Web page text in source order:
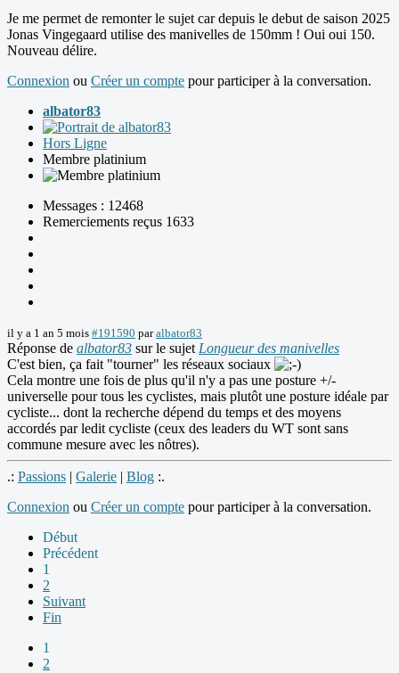
Je me permet de remonter le sujet car depuis le debut de saison 2025
Jonas Vingegaard utilise des manivelles de 150mm ! Oui oui 150.
Nouveau délire.
Connexion ou Créer un compte pour participer à la conversation.
albator83
Hors Ligne
Membre platinium
Messages : 12468
Remerciements reçus 1633
il y a 1 an 5 mois #191590 paralbator83
Réponse de albator83 sur le sujet Longueur des manivelles
C'est bien, ça fait "tourner" les réseaux sociaux
Cela montre une fois de plus qu'il n'y a pas une posture +/-
universelle pour tous les cyclistes, mais plutôt une posture idéale par
cycliste... dont la recherche dépend du temps et des moyens
accordés par ledit cycliste (ceux des leaders du WT sont sans
commune mesure avec les nôtres).
.: Passions | Galerie | Blog :.
Connexion ou Créer un compte pour participer à la conversation.
Début
Précédent
1
2
Suivant
Fin
1
2